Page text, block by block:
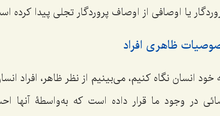
یا اوصافی از اوصاف پروردگار تجلی پیدا کرده
ظاهری افراد
خود انسان نگاه کنیم، می‌بینیم از نظر ظاهر، افراد
در وجود ما قرار داده است که به‌واسطۀ آنها